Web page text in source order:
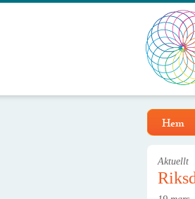
Hem
Aktuellt